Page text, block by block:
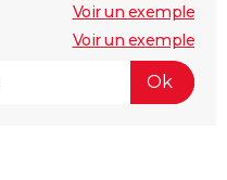
Voir un exemple
Voir un exemple